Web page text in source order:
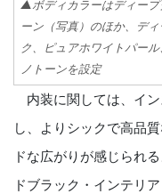
▲ボディカラーはディープ
ーン（写真）のほか、デ
ク、ピュアホワイトパー
ノトーンを設定
内装に関しては、イ
し、よりシックで高品
ドな広がりが感じられ
ドブラック・インテリ